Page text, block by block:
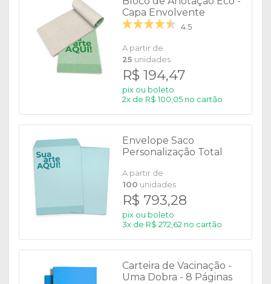
Capa Envolvente
4.5
A partir de
25 unidades
R$ 194,47
pix ou boleto
2x de R$ 100,05 no cartão
Envelope Saco
Personalização Total
A partir de
100 unidades
R$ 793,28
pix ou boleto
3x de R$ 272,62 no cartão
Carteira de Vacinação -
Uma Dobra - 8 Páginas